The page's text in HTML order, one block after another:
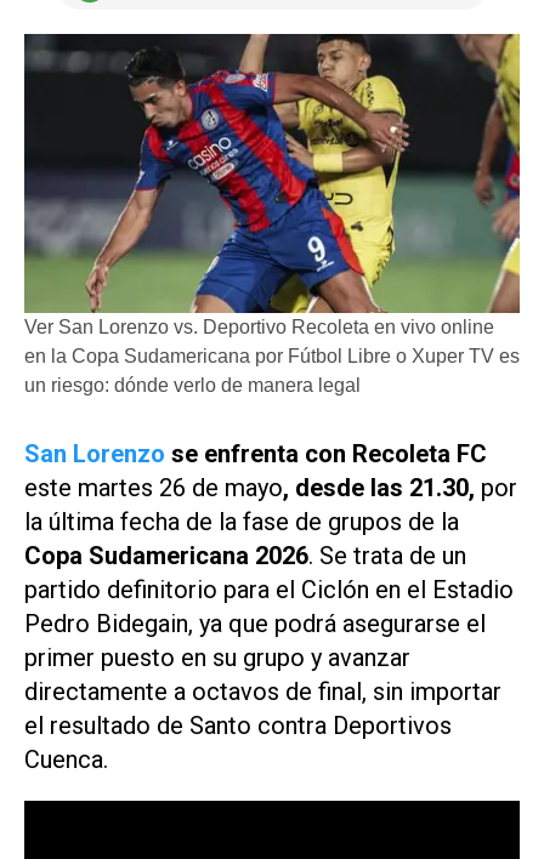
Ver San Lorenzo vs. Deportivo Recoleta en vivo online
en la Copa Sudamericana por Fútbol Libre o Xuper TV es
un riesgo: dónde verlo de manera legal
San Lorenzo se enfrenta con Recoleta FC
este martes 26 de mayo, desde las 21.30, por
la última fecha de la fase de grupos de la
Copa Sudamericana 2026. Se trata de un
partido definitorio para el Ciclón en el Estadio
Pedro Bidegain, ya que podrá asegurarse el
primer puesto en su grupo y avanzar
directamente a octavos de final, sin importar
el resultado de Santo contra Deportivos
Cuenca.